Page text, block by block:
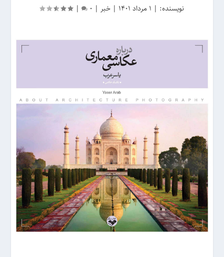
نویسنده: | 1 مرداد 1401 |خبر |
0
|